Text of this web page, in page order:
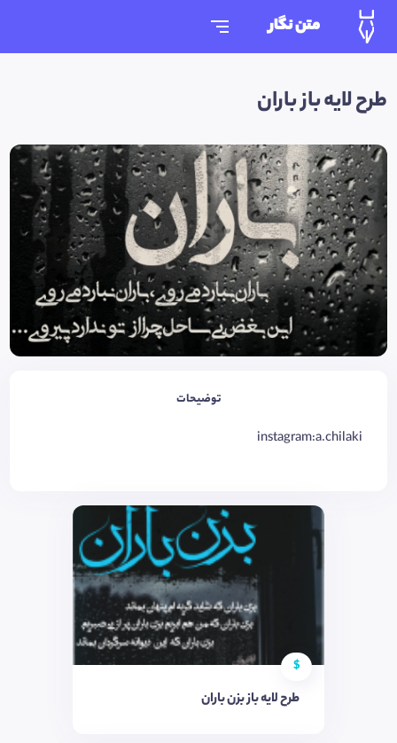
متن نگار
طرح لایه باز باران
توضیحات
instagram:a.chilaki
$
طرح لایه باز بزن باران